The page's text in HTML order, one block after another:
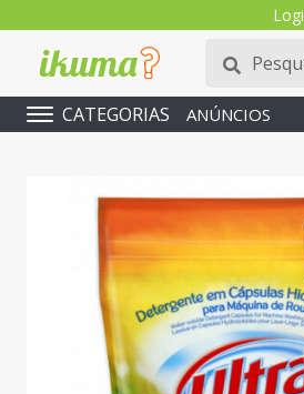
Pesquisar
por:
Pesquisa
CATEGORIAS ANÚNCIOS